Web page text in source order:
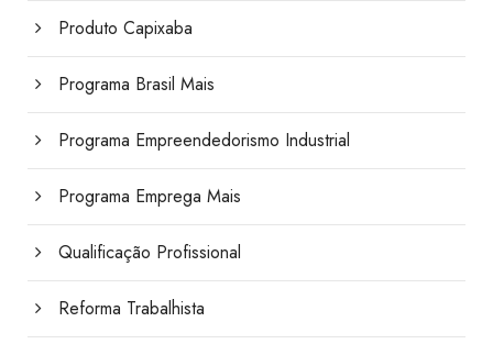
Produto Capixaba
Programa Brasil Mais
Programa Empreendedorismo Industrial
Programa Emprega Mais
Qualificação Profissional
Reforma Trabalhista